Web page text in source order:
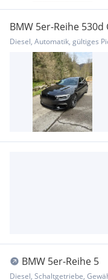
BMW 5er-Reihe
Diesel, Automatik, gültiges
BMW 5er-Reihe 5
Diesel, Schaltgetriebe,